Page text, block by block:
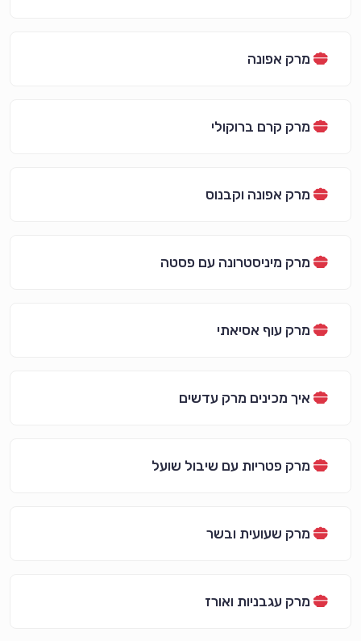
מרק אפונה
מרק קרם ברוקולי
מרק אפונה וקבנוס
מרק מיניסטרונה עם פסטה
מרק עוף אסיאתי
איך מכינים מרק עדשים
מרק פטריות עם שיבול שועל
מרק שעועית ובשר
מרק עגבניות ואורז